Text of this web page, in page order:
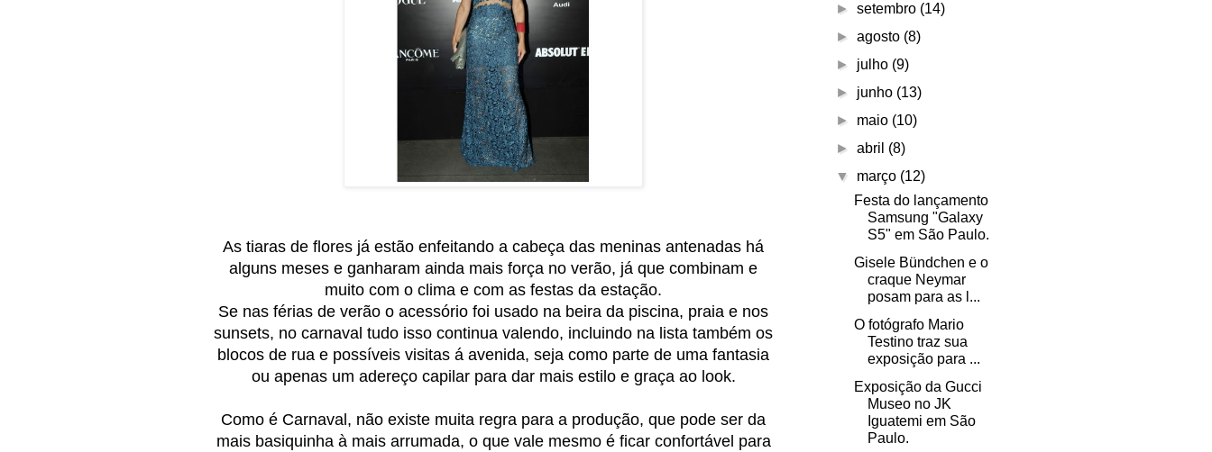
As tiaras de flores já estão enfeitando a cabeça das meninas antenadas há
alguns meses e ganharam ainda mais força no verão, já que combinam e
muito com o clima e com as festas da estação.
Se nas férias de verão o acessório foi usado na beira da piscina, praia e nos
sunsets, no carnaval tudo isso continua valendo, incluindo na lista também os
blocos de rua e possíveis visitas á avenida, seja como parte de uma fantasia
ou apenas um adereço capilar para dar mais estilo e graça ao look.
Como é Carnaval, não existe muita regra para a produção, que pode ser da
mais basiquinha à mais arrumada, o que vale mesmo é ficar confortável para
►setembro (14)
►agosto (8)
► julho (9)
► junho (13)
► maio (10)
►abril (8)
▼ março (12)
Festa do lançamento
Samsung "Galaxy
S5" em São Paulo.
Gisele Bündchen e o
craque Neymar
posam para as l...
O fotógrafo Mario
Testino traz sua
exposição para ...
Exposição da Gucci
Museo no JK
Iguatemi em São
Paulo.